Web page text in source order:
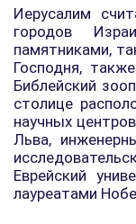
Иерусалим
городов
памятниками,
Господня,
Библейский
столице
научных
Льва,
Еврейский
лауреатами